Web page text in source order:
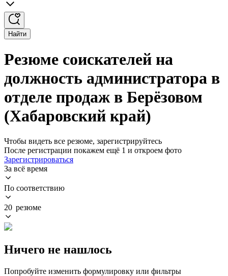
Найти
Резюме соискателей на
должность администратора в
отделе продаж в Берёзовом
(Хабаровский край)
Чтобы видеть все резюме, зарегистрируйтесь
После регистрации покажем ещё 1 и откроем фото
Зарегистрироваться
За всё время
По соответствию
20 резюме
Ничего не нашлось
Попробуйте изменить формулировку или фильтры